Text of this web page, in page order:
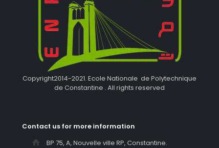
Copyright2014-2021. Ecole Nationale de Polytechnique
de Constantine . All rights reserved
Contact us for more information
BP 75, A, Nouvelle ville RP, Constantine.